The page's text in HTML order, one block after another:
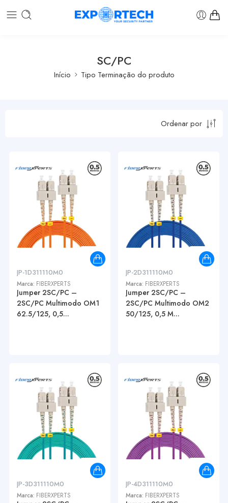
SC/PC
Início Tipo Terminação do produto
Ordenar por
JP-1D311110M0
Marca: FIBERXPERTS
Jumper 2SC/PC –
2SC/PC Multimodo OM1
62.5/125, 0,5...
JP-2D311110M0
Marca: FIBERXPERTS
Jumper 2SC/PC –
2SC/PC Multimodo OM2
50/125, 0,5 M...
JP-3D311110M0
Marca: FIBERXPERTS
JP-4D311110M0
Marca: FIBERXPERTS